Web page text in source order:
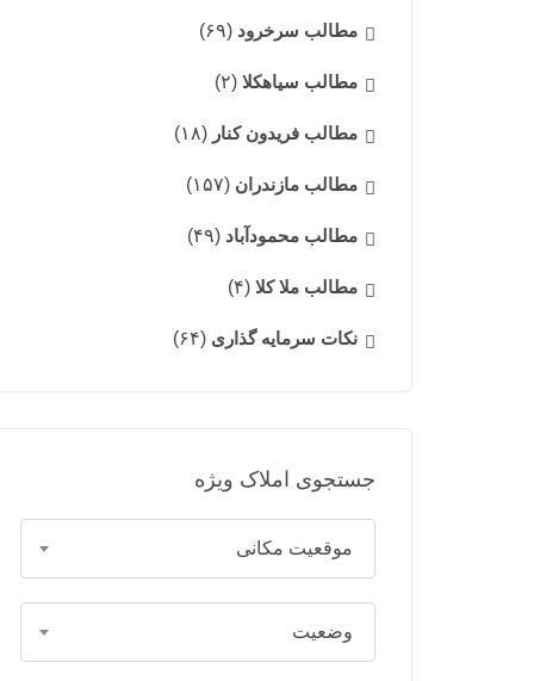
مطالب سرخرود (۶۹)
مطالب سیاهکلا (۲)
مطالب فریدون کنار (۱۸)
مطالب مازندران (۱۵۷)
مطالب محمودآباد (۴۹)
مطالب ملا کلا (۴)
نکات سرمایه گذاری (۶۴)
جستجوی املاک ویژه
موقعیت مکانی
وضعیت